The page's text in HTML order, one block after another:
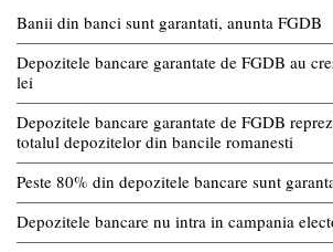
Banii din banci sunt garantati, anunta FGDB
Depozitele bancare garantate de FGDB au
lei
Depozitele bancare garantate de FGDB
totalul depozitelor din bancile romanesti
Peste 80% din depozitele bancare sunt
Depozitele bancare nu intra in campania